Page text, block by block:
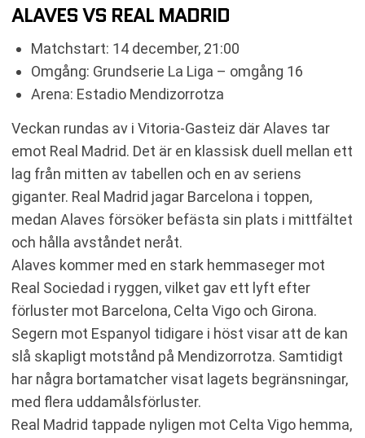
ALAVES VS REAL MADRID
Matchstart: 14 december, 21:00
Omgång: Grundserie La Liga – omgång 16
Arena: Estadio Mendizorrotza
Veckan rundas av i Vitoria-Gasteiz där Alaves tar
emot Real Madrid. Det är en klassisk duell mellan ett
lag från mitten av tabellen och en av seriens
giganter. Real Madrid jagar Barcelona i toppen,
medan Alaves försöker befästa sin plats i mittfältet
och hålla avståndet neråt.
Alaves kommer med en stark hemmaseger mot
Real Sociedad i ryggen, vilket gav ett lyft efter
förluster mot Barcelona, Celta Vigo och Girona.
Segern mot Espanyol tidigare i höst visar att de kan
slå skapligt motstånd på Mendizorrotza. Samtidigt
har några bortamatcher visat lagets begränsningar,
med flera uddamålsförluster.
Real Madrid tappade nyligen mot Celta Vigo hemma,